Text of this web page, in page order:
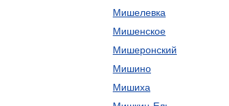
Мишелевка
Мишенское
Мишеронский
Мишино
Мишиха